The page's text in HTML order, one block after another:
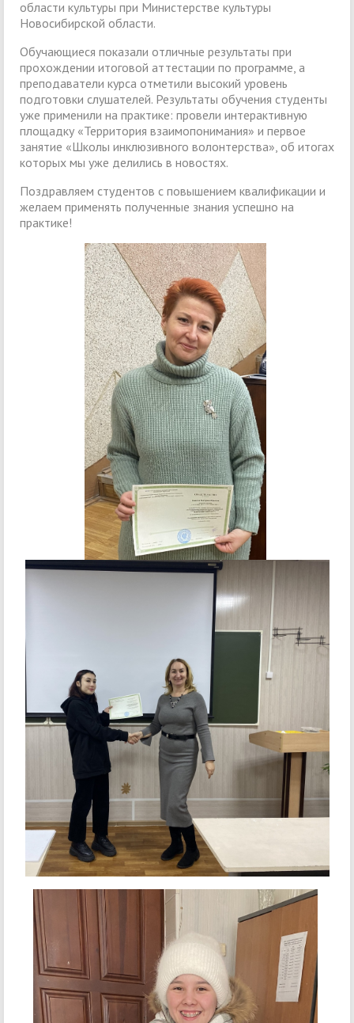
области культуры при Министерстве культуры
Новосибирской области.
Обучающиеся показали отличные результаты при
прохождении итоговой аттестации по программе, а
преподаватели курса отметили высокий уровень
подготовки слушателей. Результаты обучения студенты
уже применили на практике: провели интерактивную
площадку «Территория взаимопонимания» и первое
занятие «Школы инклюзивного волонтерства», об итогах
которых мы уже делились в новостях.
Поздравляем студентов с повышением квалификации и
желаем применять полученные знания успешно на
практике!